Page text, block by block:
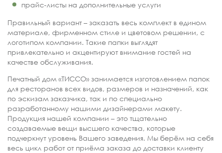
прайс-листы на дополнительные услуги
Правильный вариант – заказать весь комплект в едином
материале, фирменном стиле и цветовом решении, с
логотипом компании. Такие папки выглядят
привлекательно и акцентируют внимание гостей на
качестве обслуживания.
Печатный дом «ТИССО» занимается изготовлением папок
для ресторанов всех видов, размеров и назначений, как
по эскизам заказчика, так и по специально
разработанному нашими дизайнерами макету.
Продукция нашей компании – это тщательно
создаваемые вещи высшего качества, которые
подчеркнут уровень Вашего заведения. Мы берём на себя
весь цикл работ от приёма заказа до доставки клиенту